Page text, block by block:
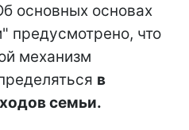
основных основах
предусмотрено, что
механизм
в
семьи.